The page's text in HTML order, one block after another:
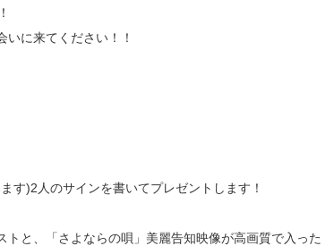
に来てください！！
す)2人のサインを書いてプレゼントします！
と、「さよならの唄」美麗告知映像が高画質で入った